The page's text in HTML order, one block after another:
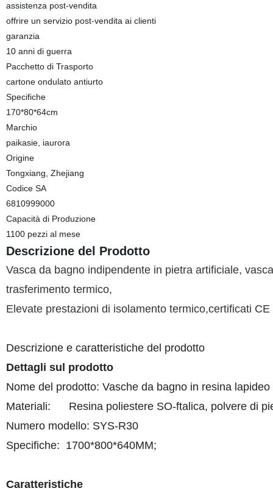
assistenza post-vendita
offrire un servizio post-vendita ai clienti
garanzia
10 anni di guerra
Pacchetto di Trasporto
cartone ondulato antiurto
Specifiche
170*80*64cm
Marchio
paikasie, iaurora
Origine
Tongxiang, Zhejiang
Codice SA
6810999000
Capacità di Produzione
1100 pezzi al mese
Descrizione del Prodotto
Vasca da bagno indipendente in pietra artificiale,
trasferimento termico,
Elevate prestazioni di isolamento termico,certificati CE
Descrizione e caratteristiche del prodotto
Dettagli sul prodotto
Nome del prodotto: Vasche da bagno in resina
Materiali: Resina poliestere SO-ftalica, polvere di
Numero modello: SYS-R30
Specifiche: 1700*800*640MM;
Caratteristiche